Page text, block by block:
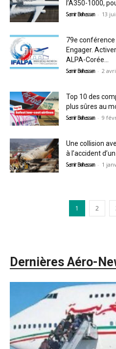
l’A350-1000,
Samir Belhassen - 13
79e conférence
Engager.
ALPA-Corée...
Samir Belhassen - 2
Top 10 des
plus sûres au
Samir Belhassen - 9
Une collision
à l’accident
Samir Belhassen - 1
1 2
Dernières Aéro-